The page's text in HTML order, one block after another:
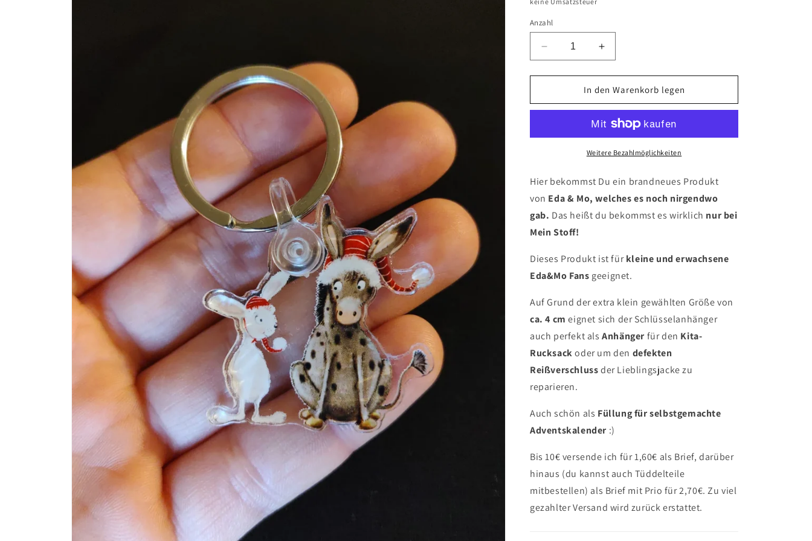
Anzahl
Verringere
die
Menge
Schlüsselanhänger
Weihnachtswunder
Erhöhe
die
Menge
für
Schlüsselanhänger
Weihnachtswunder
In den Warenkorb legen
Weitere Bezahlmöglichkeiten
Hier bekommst Du ein brandneues Produkt
von Eda & Mo, welches es noch nirgendwo
gab. Das heißt du bekommst es wirklich nur bei
Mein Stoff!
Dieses Produkt ist fürkleine und erwachsene
Eda&Mo Fans geeignet.
Auf Grund der extra klein gewählten Größe von
ca. 4 cm eignet sich der Schlüsselanhänger
auch perfekt alsAnhängerfür den Kita-
Rucksackoder um den defekten
Reißverschlussder Lieblingsjacke zu
reparieren.
Auch schön als Füllung für selbstgemachte
Adventskalender :)
Bis 10€ versende ich für 1,60€ als Brief, darüber
hinaus (du kannst auch Tüddelteile
mitbestellen) als Brief mit Prio für 2,70€. Zu viel
gezahlter Versand wird zurück erstattet.